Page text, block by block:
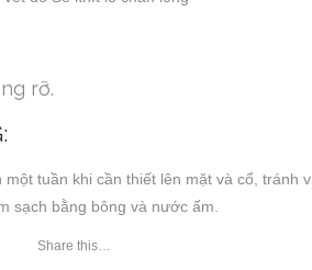
rỡ.
tuần khi cần thiết lên mặt và cổ, tránh
sạch bằng bông và nước ấm.
Share this…